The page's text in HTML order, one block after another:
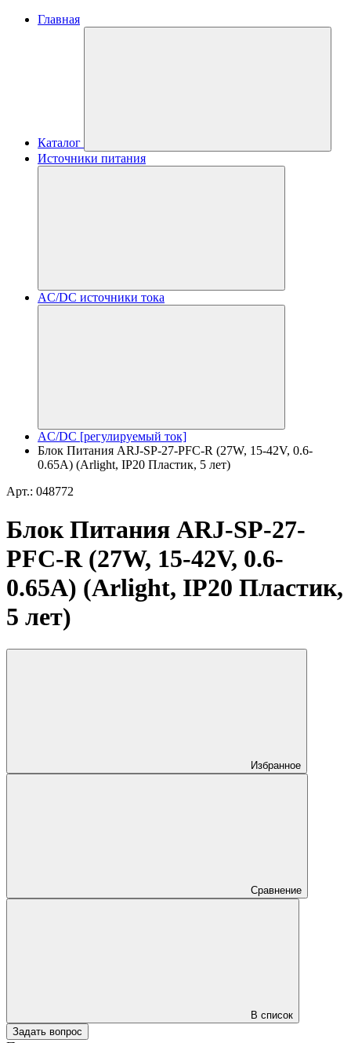
Главная
Каталог
Источники питания
AC/DC источники тока
AC/DC [регулируемый ток]
Блок Питания ARJ-SP-27-PFC-R (27W, 15-42V, 0.6-
0.65A) (Arlight, IP20 Пластик, 5 лет)
Арт.: 048772
Блок Питания ARJ-SP-27-
PFC-R (27W, 15-42V, 0.6-
0.65A) (Arlight, IP20 Пластик,
5 лет)
Избранное
Сравнение
В список
Задать вопрос